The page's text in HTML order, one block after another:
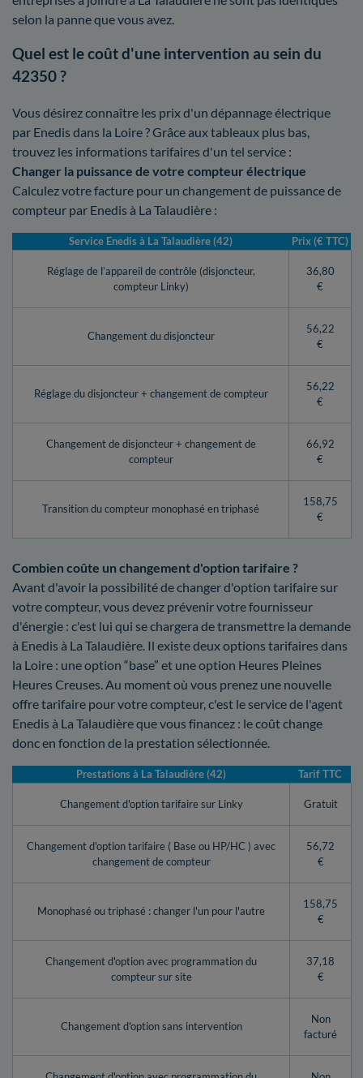
selon la panne que vous avez.
Quel est le coût d'une intervention au sein du
42350 ?
Vous désirez connaître les prix d'un dépannage électrique
par Enedis dans la Loire ? Grâce aux tableaux plus bas,
trouvez les informations tarifaires d'un tel service :
Changer la puissance de votre compteur électrique
Calculez votre facture pour un changement de puissance de
compteur par Enedis à La Talaudière :
Service Enedis à La Talaudière (42) Prix (€ TTC)
Réglage de l’appareil de contrôle (disjoncteur,
compteur Linky)
36,80
€
Changement du disjoncteur
56,22
€
Réglage du disjoncteur + changement de compteur
56,22
€
Changement de disjoncteur + changement de
compteur
66,92
€
Transition du compteur monophasé en triphasé
158,75
€
Combien coûte un changement d'option tarifaire ?
Avant d'avoir la possibilité de changer d'option tarifaire sur
votre compteur, vous devez prévenir votre fournisseur
d'énergie : c'est lui qui se chargera de transmettre la demande
à Enedis à La Talaudière. Il existe deux options tarifaires dans
la Loire : une option “base” et une option Heures Pleines
Heures Creuses. Au moment où vous prenez une nouvelle
offre tarifaire pour votre compteur, c'est le service de l'agent
Enedis à La Talaudière que vous financez : le coût change
donc en fonction de la prestation sélectionnée.
Prestations à La Talaudière (42) Tarif TTC
Changement d'option tarifaire sur Linky Gratuit
Changement d'option tarifaire ( Base ou HP/HC ) avec
changement de compteur
56,72
€
Monophasé ou triphasé : changer l'un pour l'autre
158,75
€
Changement d'option avec programmation du
compteur sur site
37,18
€
Changement d'option sans intervention
Non
facturé